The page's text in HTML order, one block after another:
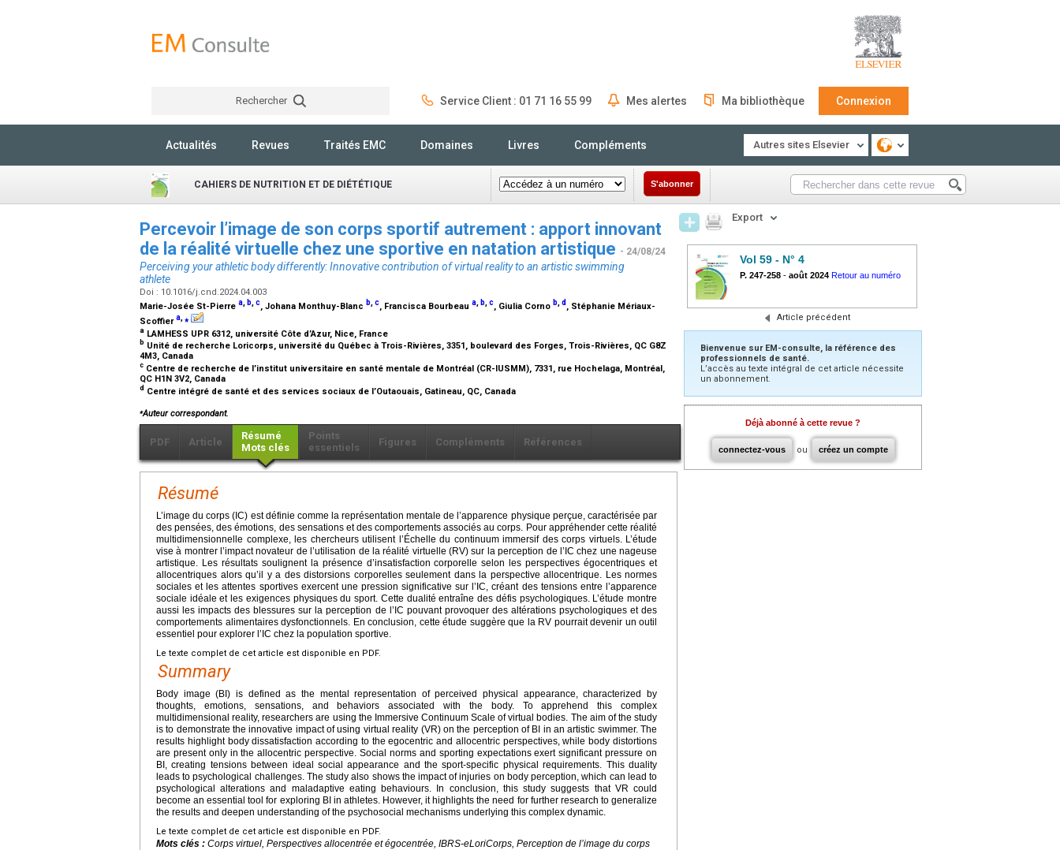
Rechercher Service Client : 01 71 16 55 99 Mes alertes Ma bibliothèque Connexion
Actualités Revues Traités EMC Domaines Livres Compléments Autres sites Elsevier
CAHIERS DE NUTRITION ET DE DIÉTÉTIQUE S'abonner
Percevoir l’image de son corps sportif autrement : apport innovant
de la réalité virtuelle chez une sportive en natation artistique - 24/08/24
Perceiving your athletic body differently: Innovative contribution of virtual reality to an artistic swimming
athlete
Doi : 10.1016/j.cnd.2024.04.003
Marie-Josée St-Pierre a b c, Johana Monthuy-Blanc b c, Francisca Bourbeau a b c, Giulia Corno b d , Stéphanie Mériaux-
Scoffiera ⁎
a LAMHESS UPR 6312, université Côte d’Azur, Nice, France
b Unité de recherche Loricorps, université du Québec à Trois-Rivières, 3351, boulevard des Forges, Trois-Rivières, QC G8Z
4M3, Canada
c Centre de recherche de l’institut universitaire en santé mentale de Montréal (CR-IUSMM), 7331, rue Hochelaga, Montréal,
QC H1N 3V2, Canada
d Centre intégré de santé et des services sociaux de l’Outaouais, Gatineau, QC, Canada
⁎Auteur correspondant.
PDF Article
Résumé
Mots clés
Points
essentiels
Figures Compléments Références
Résumé
L’image du corps (IC) est définie comme la représentation mentale de l’apparence physique perçue, caractérisée par
des pensées, des émotions, des sensations et des comportements associés au corps. Pour appréhender cette réalité
multidimensionnelle complexe, les chercheurs utilisent l’Échelle du continuum immersif des corps virtuels. L’étude
vise à montrer l’impact novateur de l’utilisation de la réalité virtuelle (RV) sur la perception de l’IC chez une nageuse
artistique. Les résultats soulignent la présence d’insatisfaction corporelle selon les perspectives égocentriques et
allocentriques alors qu’il y a des distorsions corporelles seulement dans la perspective allocentrique. Les normes
sociales et les attentes sportives exercent une pression significative sur l’IC, créant des tensions entre l’apparence
sociale idéale et les exigences physiques du sport. Cette dualité entraîne des défis psychologiques. L’étude montre
aussi les impacts des blessures sur la perception de l’IC pouvant provoquer des altérations psychologiques et des
comportements alimentaires dysfonctionnels. En conclusion, cette étude suggère que la RV pourrait devenir un outil
essentiel pour explorer l’IC chez la population sportive.
Le texte complet de cet article est disponible en PDF.
Summary
Body image (BI) is defined as the mental representation of perceived physical appearance, characterized by
thoughts, emotions, sensations, and behaviors associated with the body. To apprehend this complex
multidimensional reality, researchers are using the Immersive Continuum Scale of virtual bodies. The aim of the study
is to demonstrate the innovative impact of using virtual reality (VR) on the perception of BI in an artistic swimmer. The
results highlight body dissatisfaction according to the egocentric and allocentric perspectives, while body distortions
are present only in the allocentric perspective. Social norms and sporting expectations exert significant pressure on
BI, creating tensions between ideal social appearance and the sport-specific physical requirements. This duality
leads to psychological challenges. The study also shows the impact of injuries on body perception, which can lead to
psychological alterations and maladaptive eating behaviours. In conclusion, this study suggests that VR could
become an essential tool for exploring BI in athletes. However, it highlights the need for further research to generalize
the results and deepen understanding of the psychosocial mechanisms underlying this complex dynamic.
Le texte complet de cet article est disponible en PDF.
Mots clés : Corps virtuel, Perspectives allocentrée et égocentrée, IBRS-eLoriCorps, Perception de l’image du corps
Export
Vol 59 - N° 4
P. 247-258 - août 2024 Retour au numéro
Article précédent
Bienvenue sur EM-consulte, la référence des
professionnels de santé.
L’accès au texte intégral de cet article nécessite
un abonnement.
Déjà abonné à cette revue ?
connectez-vous ou créez un compte